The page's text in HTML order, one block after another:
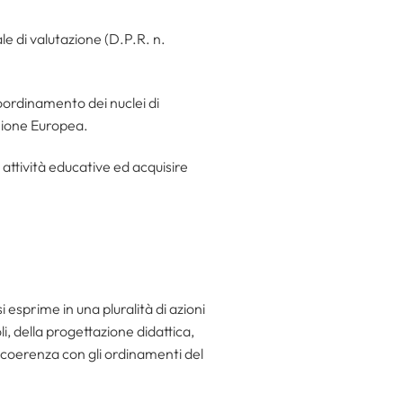
di valutazione (D.P.R. n.
dei nuclei di
Europea.
educative ed acquisire
esprime in una pluralità di azioni
della progettazione didattica,
con gli ordinamenti del